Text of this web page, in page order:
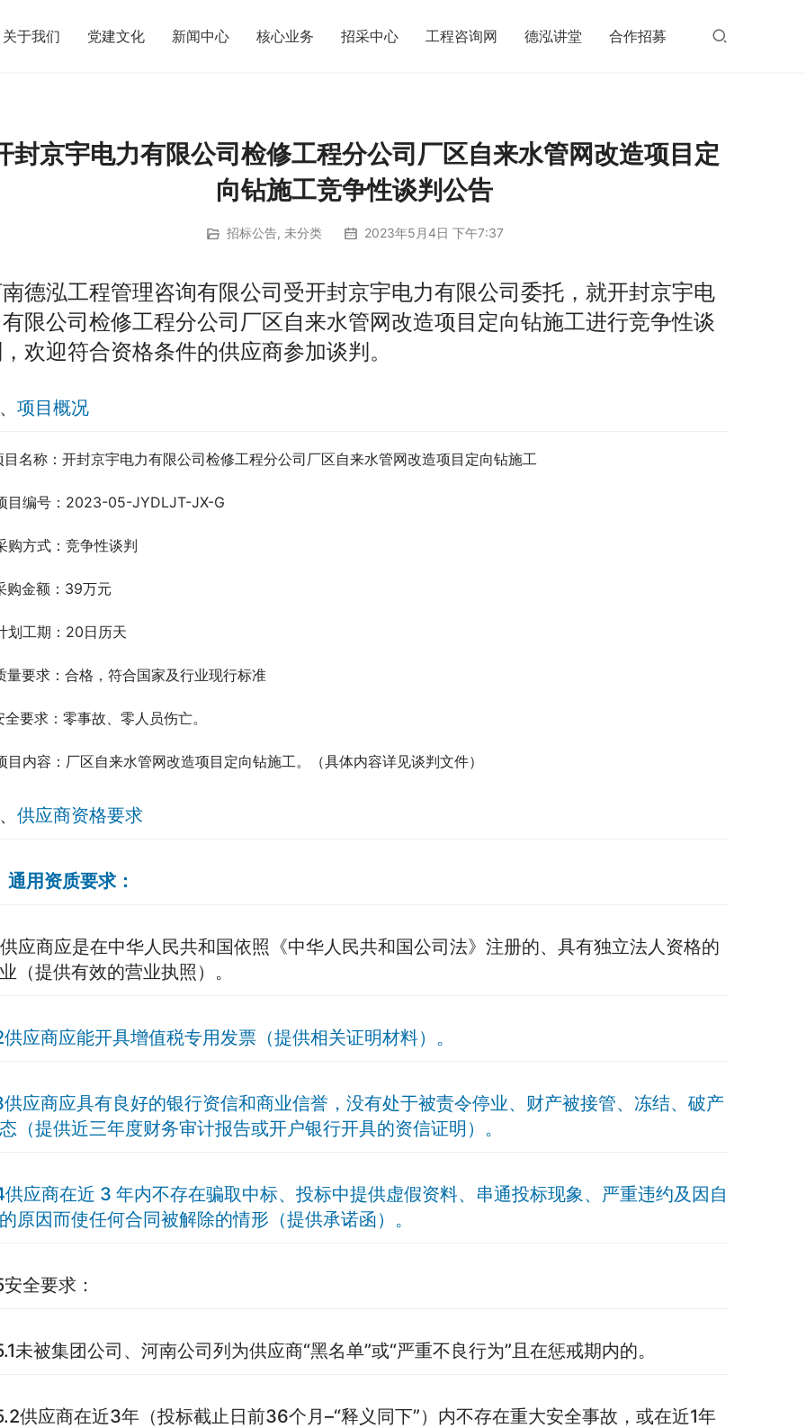
关于我们 党建文化 新闻中心 核心业务 招采中心 工程咨询网 德泓讲堂 合作招募
封京宇电力有限公司检修工程分公司厂区自来水管网改造项目定
向钻施工竞争性谈判公告
招标公告, 未分类 2023年5月4日 下午7:37
德泓工程管理咨询有限公司受开封京宇电力有限公司委托，就开封京宇电
限公司检修工程分公司厂区自来水管网改造项目定向钻施工进行竞争性谈
欢迎符合资格条件的供应商参加谈判。
项目概况
目名称：开封京宇电力有限公司检修工程分公司厂区自来水管网改造项目定向钻施工
目编号：2023-05-JYDLJT-JX-G
购方式：竞争性谈判
购金额：39万元
划工期：20日历天
量要求：合格，符合国家及行业现行标准
全要求：零事故、零人员伤亡。
目内容：厂区自来水管网改造项目定向钻施工。（具体内容详见谈判文件）
供应商资格要求
通用资质要求：
供应商应是在中华人民共和国依照《中华人民共和国公司法》注册的、具有独立法人资格的
（提供有效的营业执照）。
供应商应能开具增值税专用发票（提供相关证明材料）。
供应商应具有良好的银行资信和商业信誉，没有处于被责令停业、财产被接管、冻结、破产
（提供近三年度财务审计报告或开户银行开具的资信证明）。
供应商在近 3 年内不存在骗取中标、投标中提供虚假资料、串通投标现象、严重违约及因自
原因而使任何合同被解除的情形（提供承诺函）。
安全要求：
未被集团公司、河南公司列为供应商“黑名单”或“严重不良行为”且在惩戒期内的。
供应商在近3年（投标截止日前36个月–“释义同下”）内不存在重大安全事故，或在近1年